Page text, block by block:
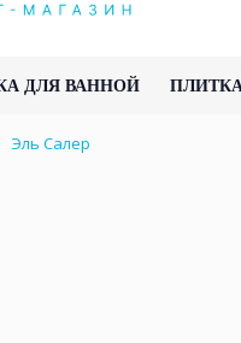
ДЛЯ ВАННОЙ
Эль Салер